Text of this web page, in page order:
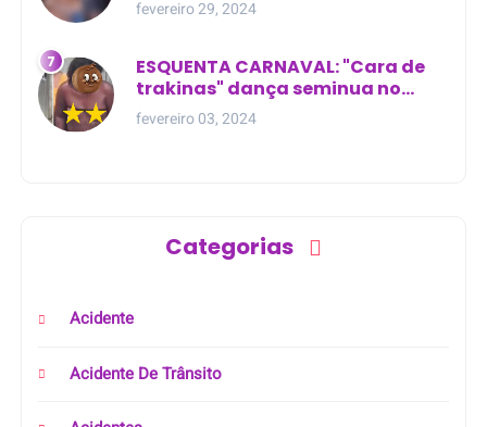
fevereiro 29, 2024
ESQUENTA CARNAVAL: "Cara de
trakinas" dança seminua no
meio da rua na Bahia
fevereiro 03, 2024
Categorias
Acidente
Acidente De Trânsito